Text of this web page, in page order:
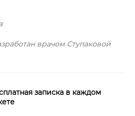
врачом Ступаковой
записка в каждом